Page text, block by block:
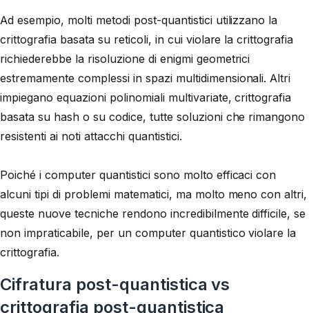
Ad esempio, molti metodi post-quantistici utilizzano la
crittografia basata su reticoli, in cui violare la crittografia
richiederebbe la risoluzione di enigmi geometrici
estremamente complessi in spazi multidimensionali. Altri
impiegano equazioni polinomiali multivariate, crittografia
basata su hash o su codice, tutte soluzioni che rimangono
resistenti ai noti attacchi quantistici.
Poiché i computer quantistici sono molto efficaci con
alcuni tipi di problemi matematici, ma molto meno con altri,
queste nuove tecniche rendono incredibilmente difficile, se
non impraticabile, per un computer quantistico violare la
crittografia.
Cifratura post-quantistica vs
crittografia post-quantistica